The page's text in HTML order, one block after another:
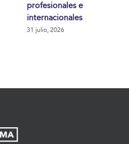
profesionales e
internacionales
31 julio, 2026